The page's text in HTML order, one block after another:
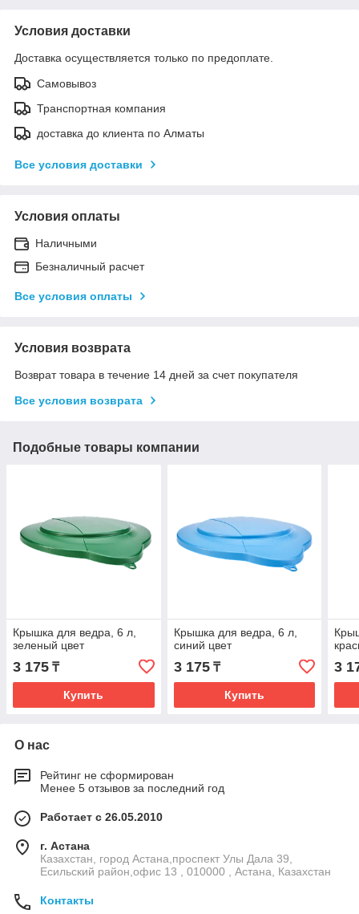
Условия доставки
Доставка осуществляется только по предоплате.
Самовывоз
Транспортная компания
доставка до клиента по Алматы
Все условия доставки
Условия оплаты
Наличными
Безналичный расчет
Все условия оплаты
Условия возврата
Возврат товара в течение 14 дней за счет покупателя
Все условия возврата
Подобные товары компании
Крышка для ведра, 6 л,
зеленый цвет
3 175 ₸
Купить
Крышка для ведра, 6 л,
синий цвет
3 175₸
Купить
3
О нас
Рейтинг не сформирован
Менее 5 отзывов за последний год
Работает с 26.05.2010
г. Астана
Казахстан, город Астана,проспект Улы Дала 39,
Есильский район,офис 13 , 010000 , Астана, Казахстан
Контакты